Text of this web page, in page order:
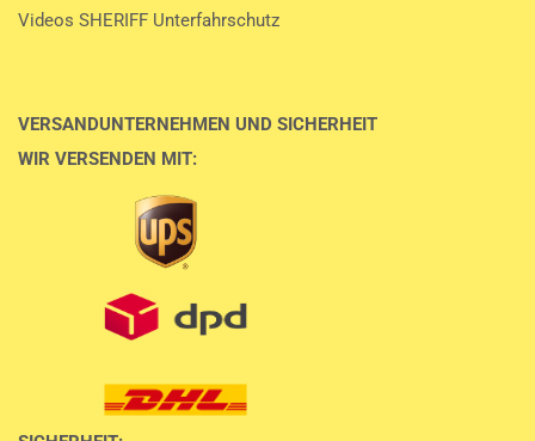
Videos SHERIFF Unterfahrschutz
VERSANDUNTERNEHMEN UND SICHERHEIT
WIR VERSENDEN MIT: